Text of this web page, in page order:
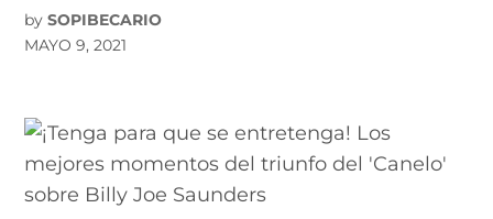
by SOPIBECARIO
MAYO 9, 2021